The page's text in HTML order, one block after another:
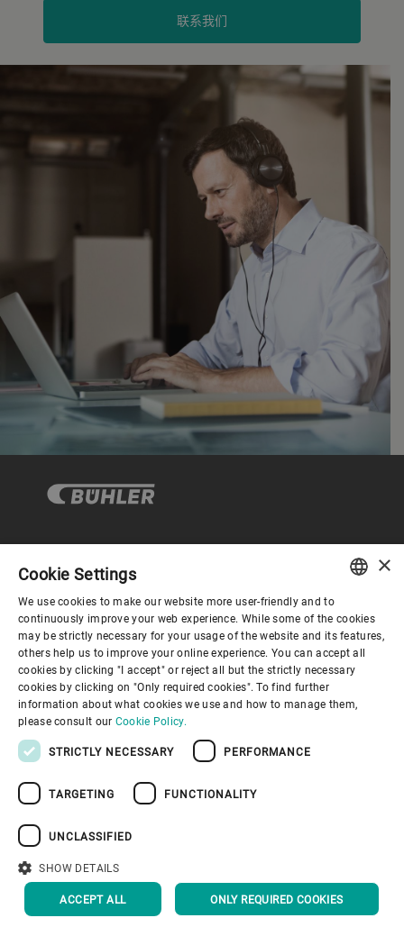
联系我们
企业与合规
关于布勒
联系我们
布勒（无锡）商业有限公司
回到顶部
ENGLISH
SPANISH
GERMAN
FRENCH
×
Cookie Settings
We use cookies to make our website more user-friendly and to
continuously improve your web experience. While some of the cookies
may be strictly necessary for your usage of the website and its features,
others help us to improve your online experience. You can accept all
cookies by clicking "I accept" or reject all but the strictly necessary
cookies by clicking on "Only required cookies". To find further
information about what cookies we use and how to manage them,
please consult our Cookie Policy.
STRICTLY NECESSARY PERFORMANCE
TARGETING FUNCTIONALITY
UNCLASSIFIED
SHOW DETAILS
ACCEPT ALL ONLY REQUIRED COOKIES